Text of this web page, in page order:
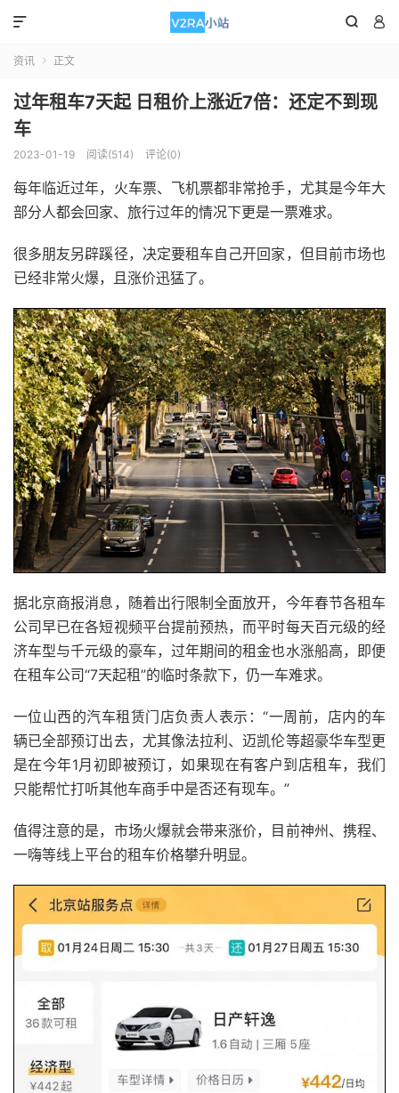
 

资讯  正文
过年租车7天起 日租价上涨近7倍：还定不到现
车
2023-01-19 阅读(514) 评论(0)
每年临近过年，火车票、飞机票都非常抢手，尤其是今年大
部分人都会回家、旅行过年的情况下更是一票难求。
很多朋友另辟蹊径，决定要租车自己开回家，但目前市场也
已经非常火爆，且涨价迅猛了。
据北京商报消息，随着出行限制全面放开，今年春节各租车
公司早已在各短视频平台提前预热，而平时每天百元级的经
济车型与千元级的豪车，过年期间的租金也水涨船高，即便
在租车公司“7天起租”的临时条款下，仍一车难求。
一位山西的汽车租赁门店负责人表示：“一周前，店内的车
辆已全部预订出去，尤其像法拉利、迈凯伦等超豪华车型更
是在今年1月初即被预订，如果现在有客户到店租车，我们
只能帮忙打听其他车商手中是否还有现车。”
值得注意的是，市场火爆就会带来涨价，目前神州、携程、
一嗨等线上平台的租车价格攀升明显。